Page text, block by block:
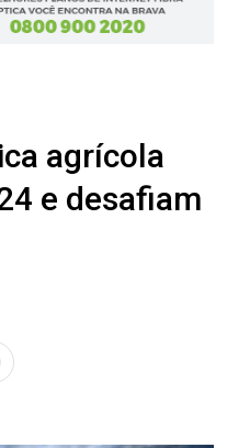
agrícola
e desafiam